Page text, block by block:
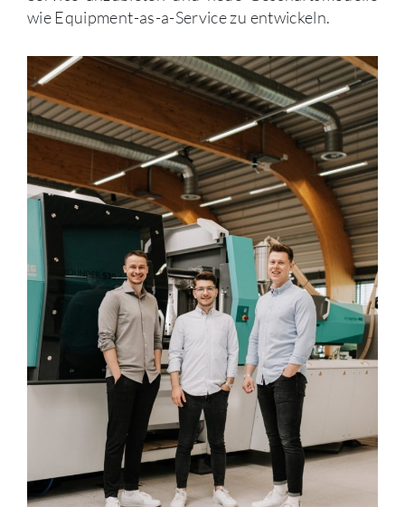
wie Equipment-as-a-Service zu entwickeln.